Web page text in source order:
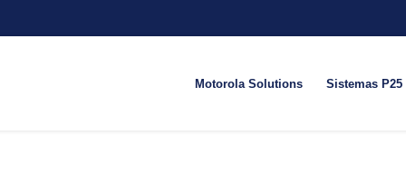
Motorola Solutions Sistemas P25